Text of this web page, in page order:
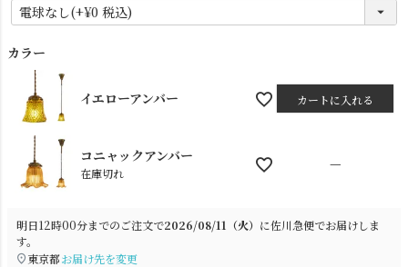
(
必
カラー
イエローアンバー カートに入れる
コニャックアンバー
在庫切れ
—
明日12時00分までのご注文で2026/08/11（火） に佐川急便でお届けしま
す。
東京都お届け先を変更